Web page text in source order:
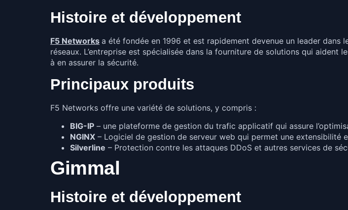
Histoire et développement
F5 Networks a été fondée en 1996 et est rapidement devenue un leader
réseaux. L’entreprise est spécialisée dans la fourniture de solutions qui
à en assurer la sécurité.
Principaux produits
F5 Networks offre une variété de solutions, y compris :
BIG-IP – une plateforme de gestion du trafic applicatif qui assure
NGINX – Logiciel de gestion de serveur web qui permet une extensibilité
Silverline – Protection contre les attaques DDoS et autres services de
Gimmal
Histoire et développement